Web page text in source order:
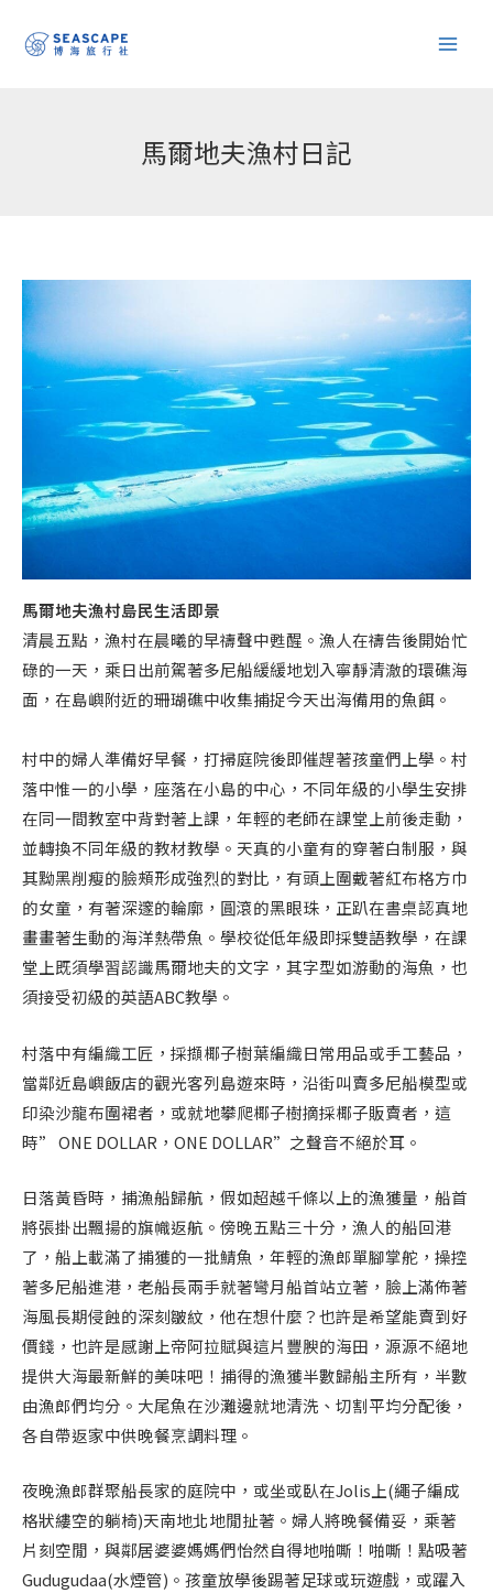
馬爾地夫漁村日記
馬爾地夫漁村島民生活即景
清晨五點，漁村在晨曦的早禱聲中甦醒。漁人在禱告後開始忙
碌的一天，乘日出前駕著多尼船緩緩地划入寧靜清澈的環礁海
面，在島嶼附近的珊瑚礁中收集捕捉今天出海備用的魚餌。
村中的婦人準備好早餐，打掃庭院後即催趕著孩童們上學。村
落中惟一的小學，座落在小島的中心，不同年級的小學生安排
在同一間教室中背對著上課，年輕的老師在課堂上前後走動，
並轉換不同年級的教材教學。天真的小童有的穿著白制服，與
其黝黑削瘦的臉頰形成強烈的對比，有頭上圍戴著紅布格方巾
的女童，有著深邃的輪廓，圓滾的黑眼珠，正趴在書桌認真地
畫畫著生動的海洋熱帶魚。學校從低年級即採雙語教學，在課
堂上既須學習認識馬爾地夫的文字，其字型如游動的海魚，也
須接受初級的英語ABC教學。
村落中有編織工匠，採擷椰子樹葉編織日常用品或手工藝品，
當鄰近島嶼飯店的觀光客列島遊來時，沿街叫賣多尼船模型或
印染沙龍布圍裙者，或就地攀爬椰子樹摘採椰子販賣者，這
時” ONE DOLLAR，ONE DOLLAR”之聲音不絕於耳。
日落黃昏時，捕漁船歸航，假如超越千條以上的漁獲量，船首
將張掛出飄揚的旗幟返航。傍晚五點三十分，漁人的船回港
了，船上載滿了捕獲的一批鯖魚，年輕的漁郎單腳掌舵，操控
著多尼船進港，老船長兩手就著彎月船首站立著，臉上滿佈著
海風長期侵蝕的深刻皺紋，他在想什麼？也許是希望能賣到好
價錢，也許是感謝上帝阿拉賦與這片豐腴的海田，源源不絕地
提供大海最新鮮的美味吧！捕得的漁獲半數歸船主所有，半數
由漁郎們均分。大尾魚在沙灘邊就地清洗、切割平均分配後，
各自帶返家中供晚餐烹調料理。
夜晚漁郎群聚船長家的庭院中，或坐或臥在Jolis上(繩子編成
格狀縷空的躺椅)天南地北地閒扯著。婦人將晚餐備妥，乘著
片刻空閒，與鄰居婆婆媽媽們怡然自得地啪嘶！啪嘶！點吸著
Gudugudaa(水煙管)。孩童放學後踢著足球或玩遊戲，或躍入